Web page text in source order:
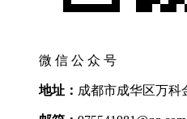
微信公众号
地址： 成都市成华区万科